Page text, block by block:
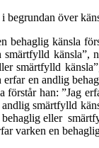
begrundan över
behaglig känsla
smärtfylld
smärtfylld
en andlig
han: ”Jag
smärtfylld
eller
varken en